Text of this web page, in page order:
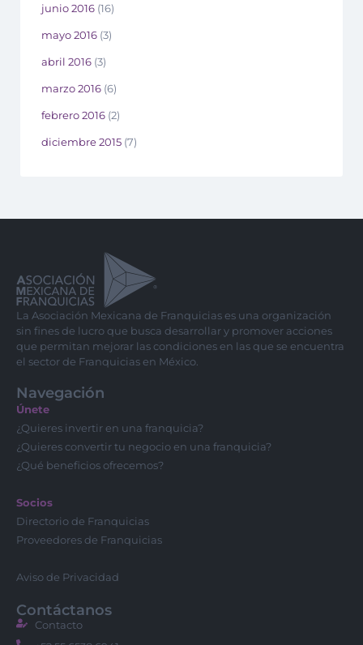
junio 2016 (16)
mayo 2016 (3)
abril 2016 (3)
marzo 2016 (6)
febrero 2016 (2)
diciembre 2015 (7)
La Asociación Mexicana de Franquicias es una organización
sin fines de lucro que busca desarrollar y promover acciones
que permitan mejorar las condiciones en las que se encuentra
el sector de Franquicias en México.
Navegación
Únete
¿Quieres invertir en una franquicia?
¿Quieres convertir tu negocio en una franquicia?
¿Qué beneficios ofrecemos?
Socios
Directorio de Franquicias
Proveedores de Franquicias
Aviso de Privacidad
Contáctanos
Contacto